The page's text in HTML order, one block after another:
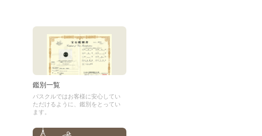
鑑別一覧
パスクルではお客様に安心してい
ただけるように、鑑別をとってい
ます。